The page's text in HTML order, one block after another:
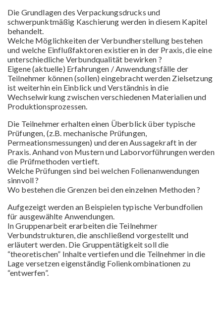
Die Grundlagen des Verpackungsdrucks und
schwerpunktmäßig Kaschierung werden in diesem Kapitel
behandelt.
Welche Möglichkeiten der Verbundherstellung bestehen
und welche Einflußfaktoren existieren in der Praxis, die eine
unterschiedliche Verbundqualität bewirken ?
Eigene (aktuelle) Erfahrungen / Anwendungsfälle der
Teilnehmer können (sollen) eingebracht werden Zielsetzung
ist weiterhin ein Einblick und Verständnis in die
Wechselwirkung zwischen verschiedenen Materialien und
Produktionsprozessen.
Die Teilnehmer erhalten einen Überblick über typische
Prüfungen, (z.B. mechanische Prüfungen,
Permeationsmessungen) und deren Aussagekraft in der
Praxis. Anhand von Mustern und Laborvorführungen werden
die Prüfmethoden vertieft.
Welche Prüfungen sind bei welchen Folienanwendungen
sinnvoll ?
Wo bestehen die Grenzen bei den einzelnen Methoden ?
Aufgezeigt werden an Beispielen typische Verbundfolien
für ausgewählte Anwendungen.
In Gruppenarbeit erarbeiten die Teilnehmer
Verbundstrukturen, die anschließend vorgestellt und
erläutert werden. Die Gruppentätigkeit soll die
“theoretischen” Inhalte vertiefen und die Teilnehmer in die
Lage versetzen eigenständig Folienkombinationen zu
“entwerfen”.